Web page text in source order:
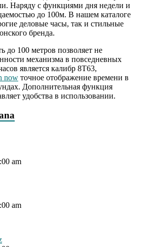
Наряду с функциями дня недели и
до 100м. В нашем каталоге
деловые часы, так и стильные
бренда.
до 100 метров позволяет не
механизма в повседневных
является калибр 8T63,
now точное отображение времени в
Дополнительная функция
удобства в использовании.
am
am